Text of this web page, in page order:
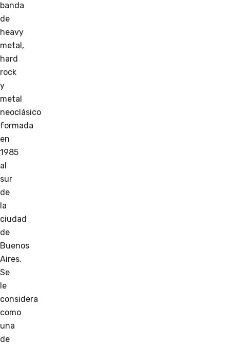
banda
de
heavy
metal,
hard
rock
y
metal
neoclásico
formada
en
1985
al
sur
de
la
ciudad
de
Buenos
Aires.
Se
le
considera
como
una
de